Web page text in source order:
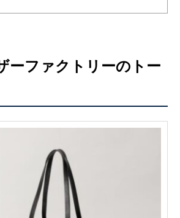
ーファクトリーのトー